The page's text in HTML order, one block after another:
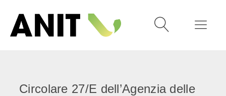
Circolare 27/E dell’Agenzia delle